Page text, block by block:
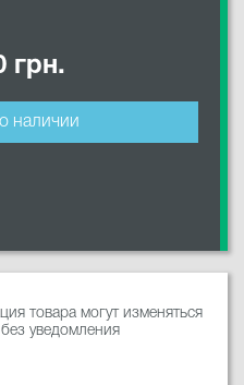
грн.
Сообщить о наличии
товара могут изменяться
уведомления